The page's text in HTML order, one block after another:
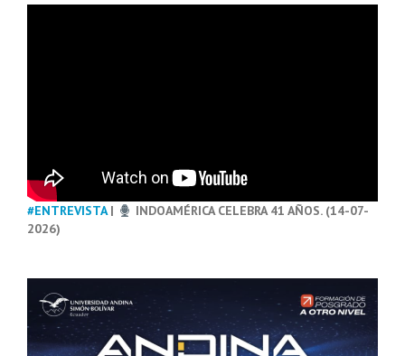
#ENTREVISTA|
INDOAMÉRICA CELEBRA 41 AÑOS. (14-07-
2026)